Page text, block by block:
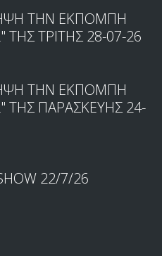
ΤΗΝ ΕΚΠΟΜΠΗ
ΤΗΣ ΤΡΙΤΗΣ 28-07-26
ΤΗΝ ΕΚΠΟΜΠΗ
ΤΗΣ ΠΑΡΑΣΚΕΥΗΣ 24-
22/7/26